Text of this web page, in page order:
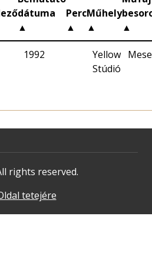
dátuma
▲
Perc
▲
Műhely
▲
▲
1992
Yellow
Stúdió
Mese
rights reserved.
tetejére